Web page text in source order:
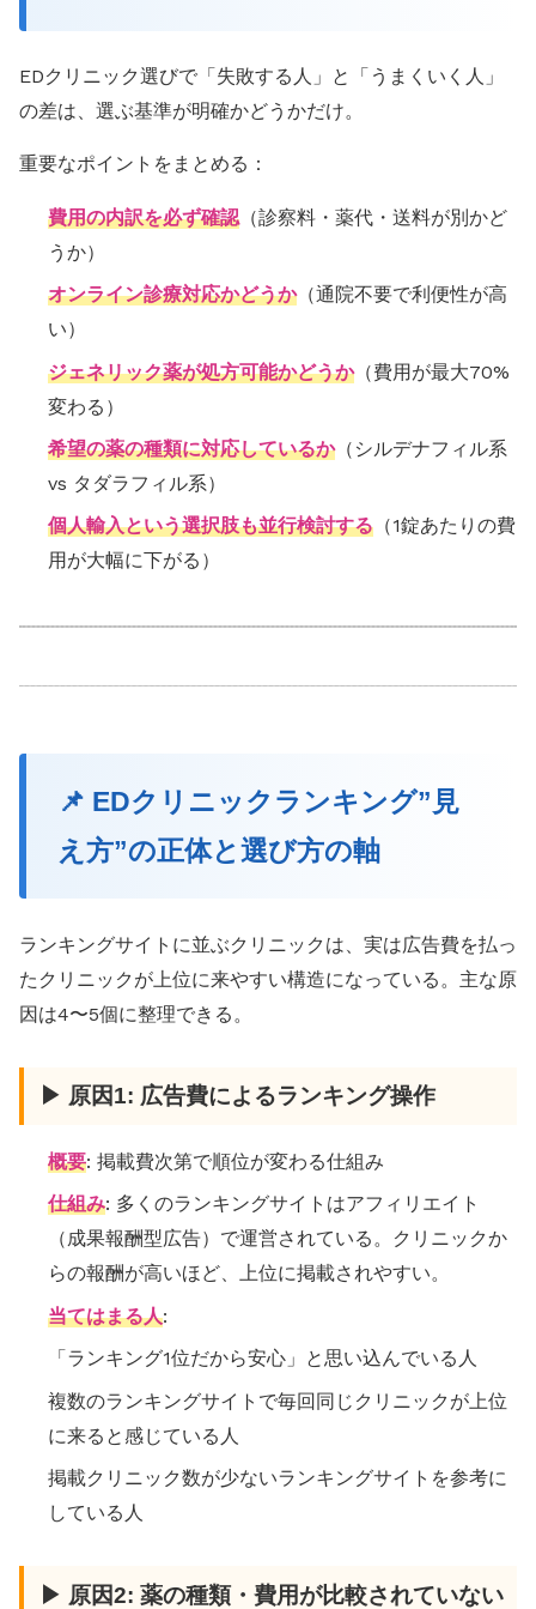
EDクリニック選びで「失敗する人」と「うまくいく人」
の差は、選ぶ基準が明確かどうかだけ。
重要なポイントをまとめる：
費用の内訳を必ず確認 （診察料・薬代・送料が別かど
うか）
オンライン診療対応かどうか（通院不要で利便性が高
い）
ジェネリック薬が処方可能かどうか（費用が最大70%
変わる）
希望の薬の種類に対応しているか（シルデナフィル系
vs タダラフィル系）
個人輸入という選択肢も並行検討する （1錠あたりの費
用が大幅に下がる）
📌 EDクリニックランキング”見
え方”の正体と選び方の軸
ランキングサイトに並ぶクリニックは、実は広告費を払っ
たクリニックが上位に来やすい構造になっている。主な原
因は4〜5個に整理できる。
▶ 原因1: 広告費によるランキング操作
概要: 掲載費次第で順位が変わる仕組み
仕組み: 多くのランキングサイトはアフィリエイト
（成果報酬型広告）で運営されている。クリニックか
らの報酬が高いほど、上位に掲載されやすい。
当てはまる人:
「ランキング1位だから安心」と思い込んでいる人
複数のランキングサイトで毎回同じクリニックが上位
に来ると感じている人
掲載クリニック数が少ないランキングサイトを参考に
している人
▶ 原因2: 薬の種類・費用が比較されていない